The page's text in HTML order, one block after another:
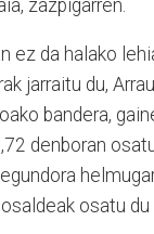
zazpigarren.
ez da halako
jarraitu du,
bandera,
denboran
osatu